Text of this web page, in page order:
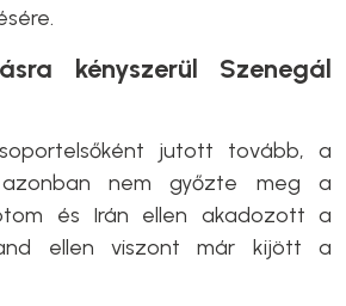
kényszerül Szenegál
jutott tovább, a
nem győzte meg a
és Irán ellen akadozott a
ellen viszont már kijött a